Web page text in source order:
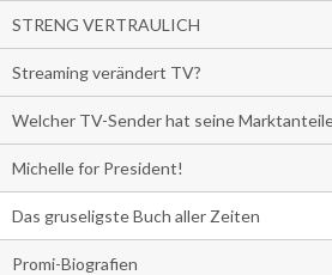
STRENG VERTRAULICH
Streaming verändert TV?
Welcher TV-Sender hat seine
Michelle for President!
Das gruseligste Buch aller Zeiten
Promi-Biografien